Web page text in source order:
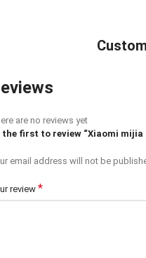
are no reviews yet
the first to review “Xiaomi mijia
email address will not be
review *